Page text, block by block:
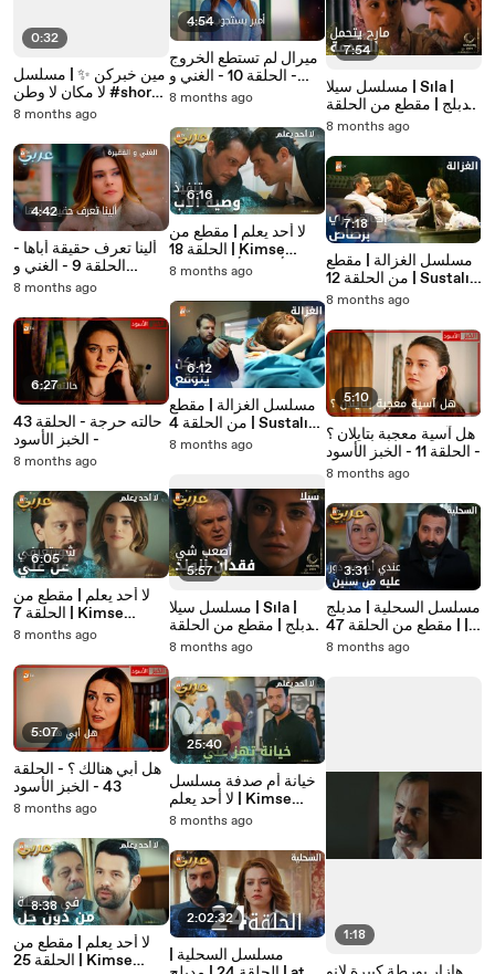
0:32
مين خبركن ✨ | مسلسل
لا مكان لا وطن #shorts
#YersizYurtsuz
8 months ago
4:42
ألينا تعرف حقيقة أباها -
الحلقة 9 - الغني و
الفقيرة
8 months ago
6:27
حالته حرجة - الحلقة 43
- الخبز الأسود
8 months ago
6:05
لا أحد يعلم | مقطع من
الحلقة 7 | Kimse
Bilmez | توجة تساعد
8 months ago
5:07
هل أبي هنالك ؟ - الحلقة
43 - الخبز الأسود
8 months ago
8:38
لا أحد يعلم | مقطع من
الحلقة 25 | Kimse
4:54
ميرال لم تستطع الخروج
- الحلقة 10 - الغني و
الفقيرة
8 months ago
6:16
لا أحد يعلم | مقطع من
الحلقة 18 | Kimse
Bilmez | رح نأخذ بالثأر
8 months ago
6:12
مسلسل الغزالة | مقطع
من الحلقة 4 | Sustalı
Ceylan | صدمة فرحات8 months ago
5:57
مسلسل سيلا | Sıla |
مدبلج | مقطع من الحلقة
45 | مارح تعرفي معناه
8 months ago
25:40
خيانة أم صدفة مسلسل
لا أحد يعلم | Kimse
Bilmez
8 months ago
2:02:32
مسلسل السحلية |
7:54
مسلسل سيلا | Sıla |
مدبلج | مقطع من الحلقة
8 months ago
7:18
مسلسل الغزالة | مقطع
من الحلقة 12 | Sustalı
Ceylan | جيلان تخرج
8 months ago
5:10
هل آسية معجبة بتايلان ؟
- الحلقة 11 - الخبز الأسود
8 months ago
3:31
مسلسل السحلية | مدبلج
| مقطع من الحلقة 47 |
atv عربي | Kertenkele
8 months ago
1:18